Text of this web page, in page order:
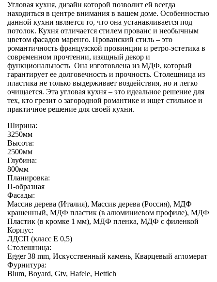
Угловая кухня, дизайн которой позволит ей всегда
находиться в центре внимания в вашем доме. Особенностью
данной кухни является то, что она устанавливается под
потолок. Кухня отличается стилем прованс и необычным
цветом фасадов маренго. Прованский стиль – это
романтичность французской провинции и ретро-эстетика в
современном прочтении, изящный декор и
функциональность Она изготовлена из МДФ, который
гарантирует ее долговечность и прочность. Столешница из
пластика не только выдерживает воздействия, но и легко
очищается. Эта угловая кухня – это идеальное решение для
тех, кто грезит о загородной романтике и ищет стильное и
практичное решение для своей кухни.
Ширина:
3250мм
Высота:
2500мм
Глубина:
800мм
Планировка:
П-образная
Фасады:
Массив дерева (Италия), Массив дерева (Россия), МДФ
крашенный, МДФ пластик (в алюминиевом профиле), МДФ
Пластик (в кромке 1 мм), МДФ пленка, МДФ с филенкой
Корпус:
ЛДСП (класс E 0,5)
Столешница:
Egger 38 mm, Искусственный камень, Кварцевый агломерат
Фурнитура:
Blum, Boyard, Gtv, Hafele, Hettich